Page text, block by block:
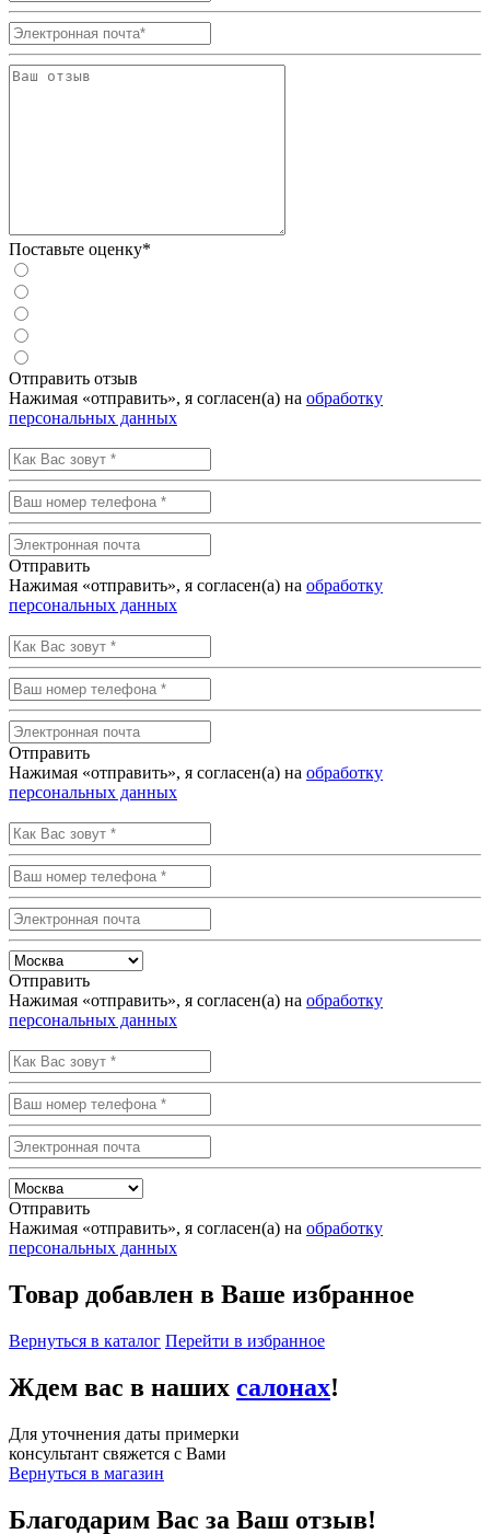
Поставьте оценку*
Отправить отзыв
Нажимая «отправить», я согласен(а) на обработку
персональных данных
Отправить
Нажимая «отправить», я согласен(а) на обработку
персональных данных
Отправить
Нажимая «отправить», я согласен(а) на обработку
персональных данных
Отправить
Нажимая «отправить», я согласен(а) на обработку
персональных данных
Отправить
Нажимая «отправить», я согласен(а) на обработку
персональных данных
Товар добавлен в Ваше избранное
Вернуться в каталог Перейти в избранное
Ждем вас в наших салонах!
Для уточнения даты примерки
консультант свяжется с Вами
Вернуться в магазин
Благодарим Вас за Ваш отзыв!